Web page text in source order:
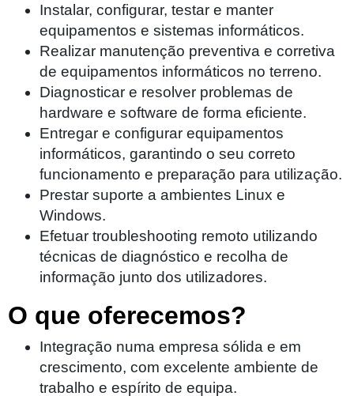
Instalar, configurar, testar e manter
equipamentos e sistemas informáticos.
Realizar manutenção preventiva e corretiva
de equipamentos informáticos no terreno.
Diagnosticar e resolver problemas de
hardware e software de forma eficiente.
Entregar e configurar equipamentos
informáticos, garantindo o seu correto
funcionamento e preparação para utilização.
Prestar suporte a ambientes Linux e
Windows.
Efetuar troubleshooting remoto utilizando
técnicas de diagnóstico e recolha de
informação junto dos utilizadores.
O que oferecemos?
Integração numa empresa sólida e em
crescimento, com excelente ambiente de
trabalho e espírito de equipa.